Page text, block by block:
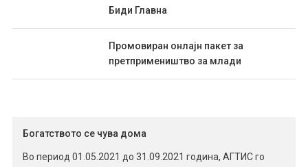
Биди Главна
Промовиран онлајн пакет за
претпримеништво за млади
Богатството се чува дома
Во период 01.05.2021 до 31.09.2021 година, АГТИС го